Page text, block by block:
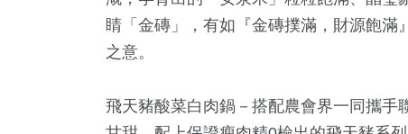
睛「金磚」，有如『金磚撲滿，財源飽
之意。
飛天豬酸菜白肉鍋－搭配農會界一同攜